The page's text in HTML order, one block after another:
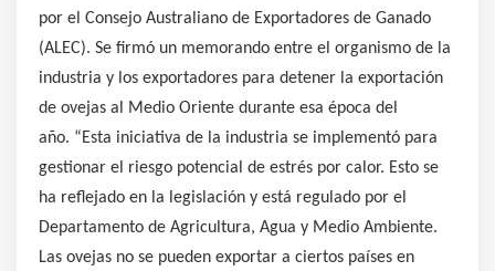
por el Consejo Australiano de Exportadores de Ganado
(ALEC). Se firmó un memorando entre el organismo de la
industria y los exportadores para detener la exportación
de ovejas al Medio Oriente durante esa época del
año. “Esta iniciativa de la industria se implementó para
gestionar el riesgo potencial de estrés por calor. Esto se
ha reflejado en la legislación y está regulado por el
Departamento de Agricultura, Agua y Medio Ambiente.
Las ovejas no se pueden exportar a ciertos países en